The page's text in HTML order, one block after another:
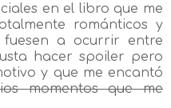
en el libro que me
románticos y
a ocurrir entre
hacer spoiler pero
y que me encantó
momentos que me